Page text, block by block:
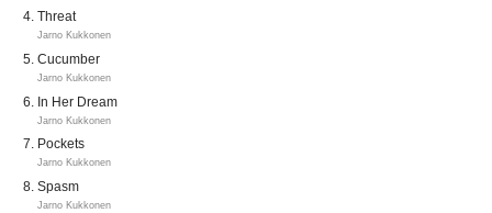
Threat
Jarno Kukkonen
Cucumber
Jarno Kukkonen
In Her Dream
Jarno Kukkonen
Pockets
Jarno Kukkonen
Spasm
Jarno Kukkonen